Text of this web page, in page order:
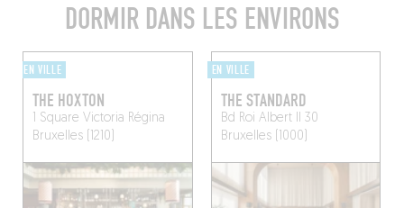
DORMIR DANS LES ENVIRONS
EN VILLE
THE HOXTON
1 Square Victoria Régina
Bruxelles (1210)
EN VILLE
THE STANDARD
Bd Roi Albert II 30
Bruxelles (1000)